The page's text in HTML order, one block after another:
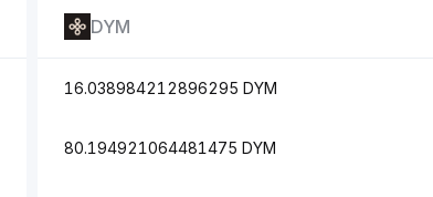
DYM
16.038984212896295 DYM
80.194921064481475 DYM